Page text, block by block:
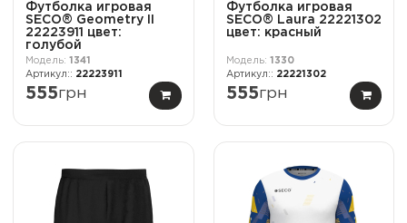
Футболка игровая
SECO® Geometry II
22223911 цвет:
голубой
1341
22223911
555грн
Футболка игровая
SECO® Laura 22221302
цвет: красный
1330
22221302
555грн